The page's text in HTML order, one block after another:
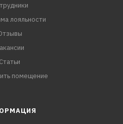
лояльности
Статьи
помещение